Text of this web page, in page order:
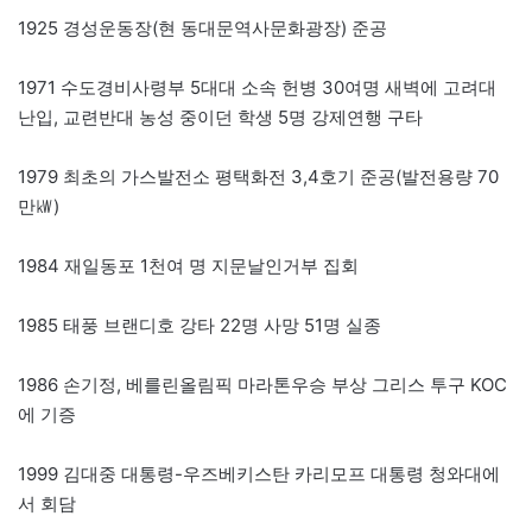
1925 경성운동장(현 동대문역사문화광장) 준공
1971 수도경비사령부 5대대 소속 헌병 30여명 새벽에 고려대
난입, 교련반대 농성 중이던 학생 5명 강제연행 구타
1979 최초의 가스발전소 평택화전 3,4호기 준공(발전용량 70
만㎾)
1984 재일동포 1천여 명 지문날인거부 집회
1985 태풍 브랜디호 강타 22명 사망 51명 실종
1986 손기정, 베를린올림픽 마라톤우승 부상 그리스 투구 KOC
에 기증
1999 김대중 대통령-우즈베키스탄 카리모프 대통령 청와대에
서 회담